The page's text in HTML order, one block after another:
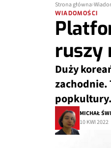
Strona główna
WIADOMOŚCI
ruszy
Duży
zachodnie.
popkultury.
MICHAŁ
10 KWI 2022